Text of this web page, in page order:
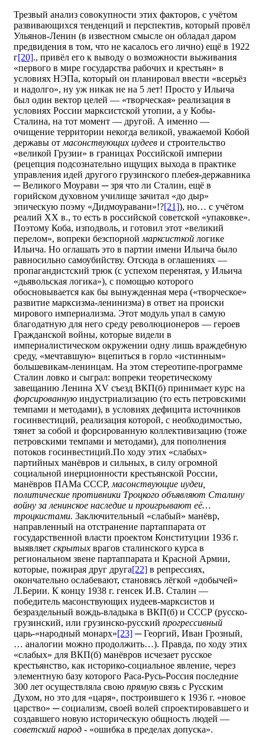
Трезвый анализ совокупности этих факторов, с учётом
развивающихся тенденций и перспектив, который провёл
Ульянов-Ленин (в известном смысле он обладал даром
предвидения в том, что не касалось его лично) ещё в 1922
г[20]., привёл его к выводу о возможности выживания
«первого в мире государства рабочих и крестьян» в
условиях НЭПа, который он планировал ввести «всерьёз
и надолго», ну уж никак не на 5 лет! Просто у Ильича
был один вектор целей — «творческая» реализация в
условиях России марксистской утопии, а у Кобы-
Сталина, на тот момент — другой. А именно —
очищение территории некогда великой, уважаемой Кобой
державы от масонствующих иудеев и строительство
«великой Грузии» в границах Российской империи
(рецепция подсознательно ищущих выхода в практике
управления идей другого грузинского плебея-державника
─ Великого Моурави ─ зря что ли Сталин, ещё в
горийском духовном училище зачитал «до дыр»
эпическую поэму «Дидмоуравани»!?[21]), но… с учётом
реалий XX в., то есть в российской советской «упаковке».
Поэтому Коба, изподволь, и готовил этот «великий
перелом», вопреки безспорной марксисткой логике
Ильича. Но оглашать это в партии имени Ильича было
равносильно самоубийству. Отсюда в оглашениях —
пропагандистский трюк (с успехом перенятая, у Ильича
«дьявольская логика»), с помощью которого
обосновывается как бы вынужденная мера («творческое»
развитие марксизма-ленинизма) в ответ на происки
мирового империализма. Этот модуль упал в самую
благодатную для него среду революционеров — героев
Гражданской войны, которые видели в
империалистическом окружении одну лишь враждебную
среду, «мечтавшую» вцепиться в горло «истинным»
большевикам-ленинцам. На этом стереотипе-программе
Сталин ловко и сыграл: вопреки теоретическому
завещанию Ленина XV съезд ВКП(б) принимает курс на
форсированную индустриализацию (то есть петровскими
темпами и методами), в условиях дефицита источников
госинвестиций, реализация которой, с необходимостью,
тянет за собой и форсированную коллективизацию (тоже
петровскими темпами и методами), для пополнения
потоков госинвестиций.По ходу этих «слабых»
партийных манёвров и сильных, в силу огромной
социальной инерционности крестьянской России,
манёвров ПАМа СССР, масонствующие иудеи,
политические противники Троцкого объявляют Сталину
войну за ленинское наследие и проигрывают её…
троцкистами. Заключительный «слабый» манёвр,
направленный на отстранение партаппарата от
государственной власти проектом Конституции 1936 г.
выявляет скрытых врагов сталинского курса в
региональном звене партаппарата и Красной Армии,
которые, пожирая друг друга[22] в репрессиях,
окончательно ослабевают, становясь лёгкой «добычей»
Л.Берии. К концу 1938 г. генсек И.В. Сталин —
победитель масонствующих иудеев-марксистов и
безраздельный вождь-владыка в ВКП(б) и СССР (русско-
грузинский, или грузинско-русский прогрессивный
царь-«народный монарх»[23] ─ Георгий, Иван Грозный,
… аналогии можно продолжить…). Правда, по ходу этих
«слабых» для ВКП(б) манёвров исчезает русское
крестьянство, как историко-социальное явление, через
элементную базу которого Раса-Русь-Россия последние
300 лет осуществляла свою прямую связь с Русским
Духом, но это для «царя», построившего к 1936 г. «новое
царство» ─ социализм, своей волей спроектировавшего и
создавшего новую историческую общность людей —
советский народ - «ошибка в пределах допуска».